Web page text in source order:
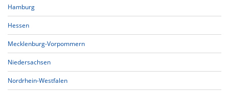
Hamburg
Hessen
Mecklenburg-Vorpommern
Niedersachsen
Nordrhein-Westfalen